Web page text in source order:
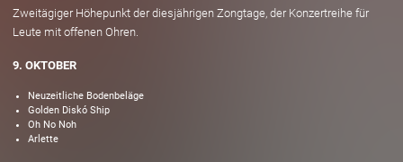
Zweitägiger Höhepunkt der diesjährigen Zongtage, der Konzertreihe für
Leute mit offenen Ohren.
9. OKTOBER
Neuzeitliche Bodenbeläge
Golden Diskó Ship
Oh No Noh
Arlette